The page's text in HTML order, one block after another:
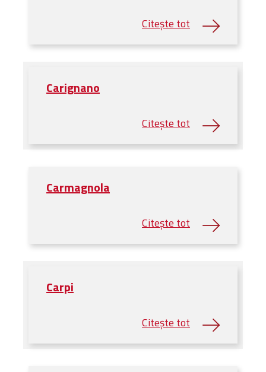
Carignano
Carmagnola
Carpi